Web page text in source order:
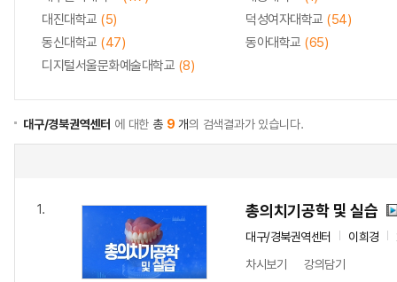
대진대학교 (5) 덕성여자대학교 (54)
동신대학교 (47) 동아대학교 (65)
디지털서울문화예술대학교 (8)
대구/경북권역센터 에 대한 총 9 개의 검색결과가 있습니다.
1. 총의치기공학 및 실습
대구/경북권역센터 이희경
차시보기
강의담기